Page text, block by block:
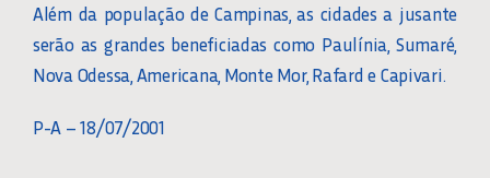
Além da população de Campinas, as cidades a jusante
serão as grandes beneficiadas como Paulínia, Sumaré,
Nova Odessa, Americana, Monte Mor, Rafard e Capivari.
P-A – 18/07/2001